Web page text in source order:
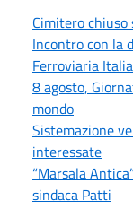
Cimitero chiuso
Incontro con la
Ferroviaria
8 agosto,
mondo
Sistemazione
interessate
“Marsala
sindaca Patti